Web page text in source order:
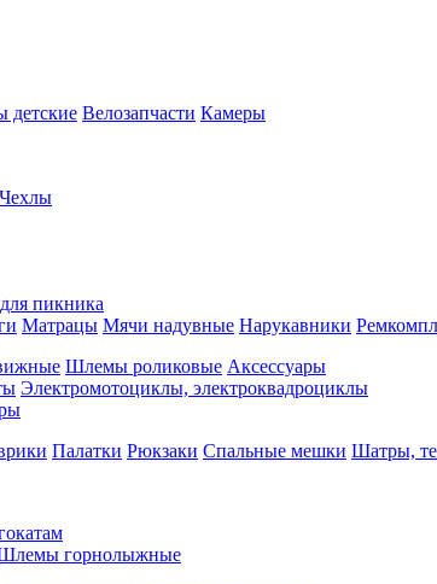
детские Велозапчасти Камеры
Чехлы
пикника
Матрацы Мячи надувные Нарукавники
Шлемы роликовые Аксессуары
Электромотоциклы, электроквадроциклы
Палатки Рюкзаки Спальные мешки Шатры,
горнолыжные